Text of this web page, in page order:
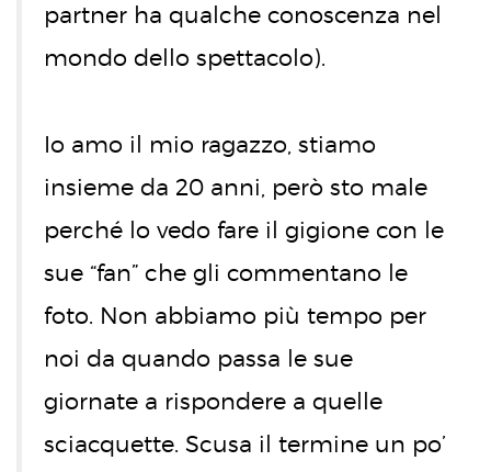
partner ha qualche conoscenza nel
mondo dello spettacolo).
Io amo il mio ragazzo, stiamo
insieme da 20 anni, però sto male
perché lo vedo fare il gigione con le
sue “fan” che gli commentano le
foto. Non abbiamo più tempo per
noi da quando passa le sue
giornate a rispondere a quelle
sciacquette. Scusa il termine un po’